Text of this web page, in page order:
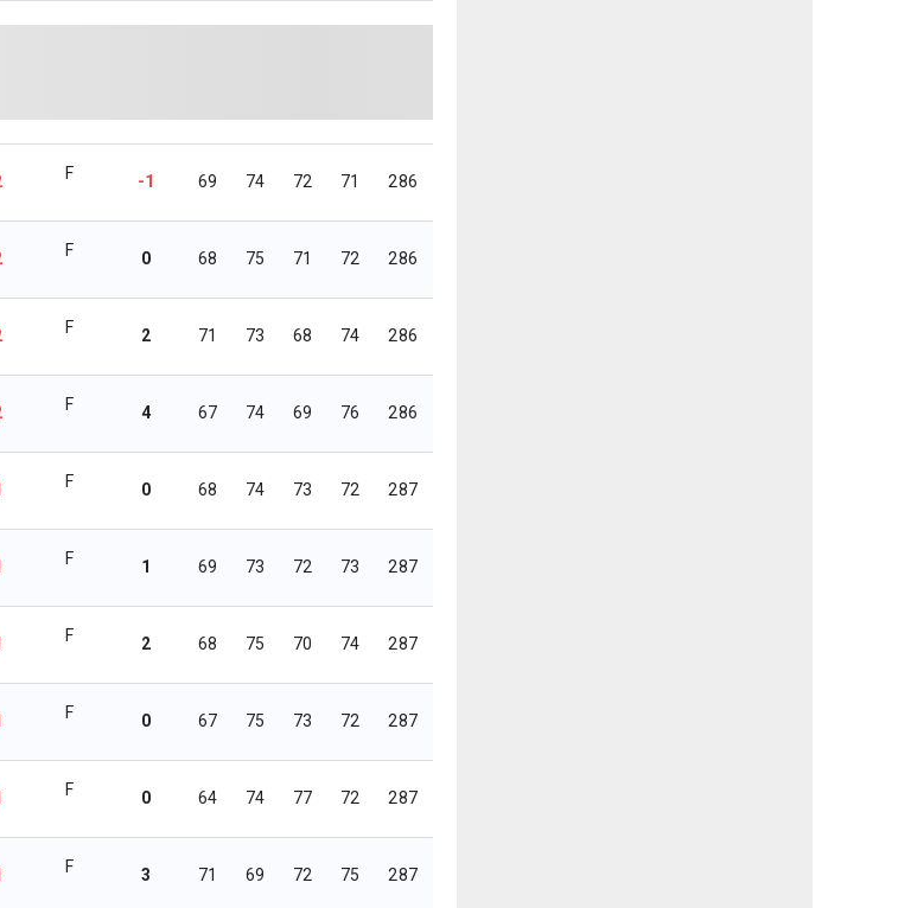
F -1 69 74 72 71 286
F 0 68 75 71 72 286
F 2 71 73 68 74 286
F 4 67 74 69 76 286
F 0 68 74 73 72 287
F 1 69 73 72 73 287
F 2 68 75 70 74 287
F 0 67 75 73 72 287
F 0 64 74 77 72 287
F 3 71 69 72 75 287